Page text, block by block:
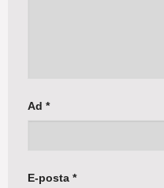
Ad *
E-posta *